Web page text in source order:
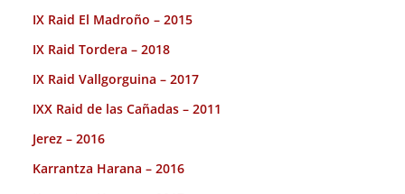
IX Raid El Madroño – 2015
IX Raid Tordera – 2018
IX Raid Vallgorguina – 2017
IXX Raid de las Cañadas – 2011
Jerez – 2016
Karrantza Harana – 2016